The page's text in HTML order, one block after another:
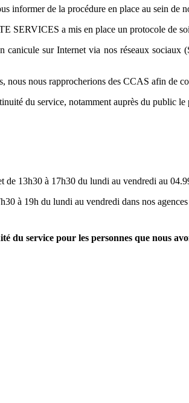
informer de la procédure en place au sein de
SERVICES a mis en place un protocole de
canicule sur Internet via nos réseaux
nous nous rapprocherions des CCAS afin de
du service, notamment auprès du public
de 13h30 à 17h30 du lundi au vendredi au
à 19h du lundi au vendredi dans nos
du service pour les personnes que nous